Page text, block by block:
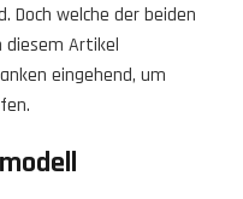
Doch welche der beiden
diesem Artikel
eingehend, um